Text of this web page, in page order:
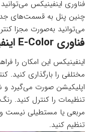
فناوری اینفینیکس
چنین پنل به قسمت‌های
می‌توانید به‌صورت مجزا
فناوری E-Color اینفینیکس در پنل پشتی گوشی
اینفینیکس این امکان را
مختلفی را بارگذاری
اپلیکیشن صورت می‌گیرد و
مربعی یا مستطیلی نیست و
تنظیم کنید.